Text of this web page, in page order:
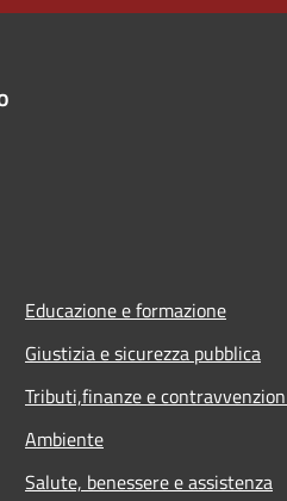
Educazione e formazione
Giustizia e sicurezza pubblica
Tributi,finanze e
Ambiente
Salute, benessere e assistenza